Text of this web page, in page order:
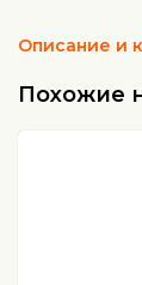
Описание и
Похожие